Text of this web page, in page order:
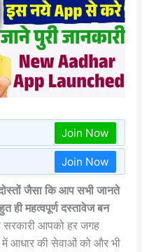
Join Now
Join Now
जैसा कि आप सभी जानते
महत्वपूर्ण दस्तावेज बन
आपको हर जगह
आधार की सेवाओं को और भी